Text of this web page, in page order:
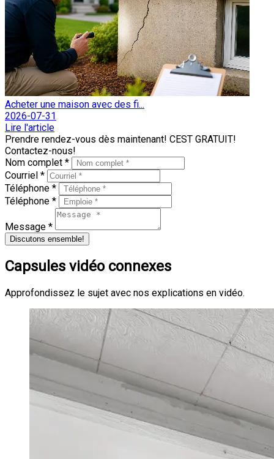
Acheter une maison avec des fi...
2026-07-31
Lire l'article
Prendre rendez-vous dès maintenant! CEST GRATUIT!
Contactez-nous!
Nom complet *
Courriel *
Téléphone *
Téléphone *
Message *
Discutons ensemble!
Capsules vidéo connexes
Approfondissez le sujet avec nos explications en vidéo.